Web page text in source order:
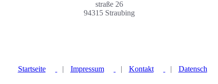
straße 26
94315 Straubing
Startseite | Impressum | Kontakt | Datensch